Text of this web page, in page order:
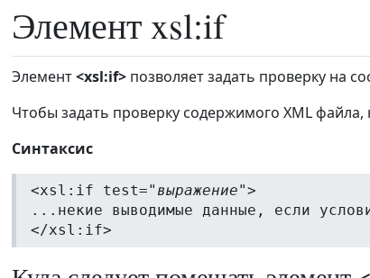
Элемент xsl:if
Элемент<xsl:if> позволяет задать проверку на
Чтобы задать проверку содержимого XML
Синтаксис
<xsl:if test="выражение">
...некие выводимые данные, если
</xsl:if>